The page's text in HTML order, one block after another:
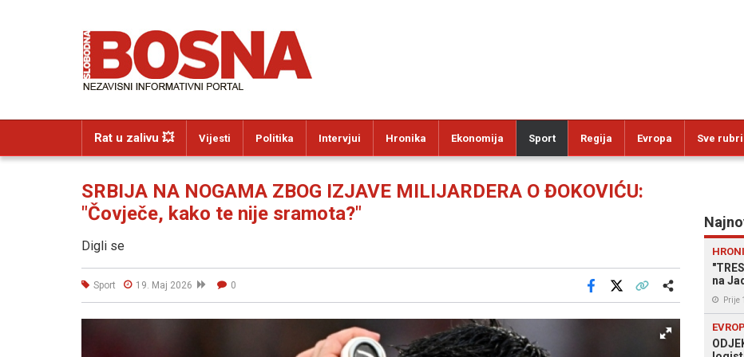
Rat u zalivu 💥 Vijesti Politika Intervjui Hronika Ekonomija Sport Regija Evropa Sve
SRBIJA NA NOGAMA ZBOG IZJAVE MILIJARDERA O ĐOKOVIĆU:
"Čovječe, kako te nije sramota?"
Digli se
Sport 19. Maj 2026 0
Facebook
na
Prije